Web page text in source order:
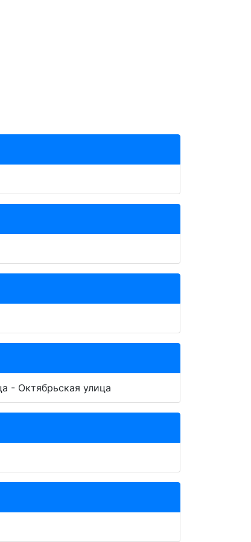
- Октябрьская улица